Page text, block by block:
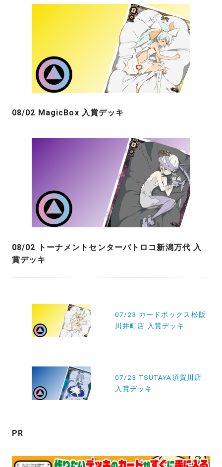
08/02 MagicBox 入賞デッキ
08/02 トーナメントセンターバトロコ新潟万代 入
賞デッキ
ン
07/23 カードボックス松阪
川井町店 入賞デッキ
07/23 TSUTAYA須賀川店
入賞デッキ
PR